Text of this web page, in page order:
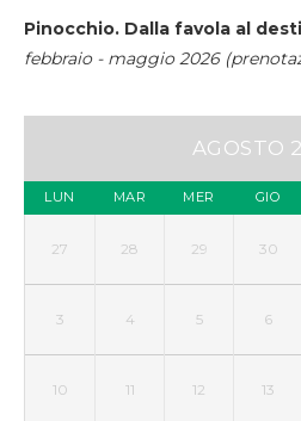
Pinocchio. Dalla favola al
febbraio - maggio 2026
AGOSTO
LUN MAR MER GIO
27 28 29 30
3 4 5 6
10 11 12 13